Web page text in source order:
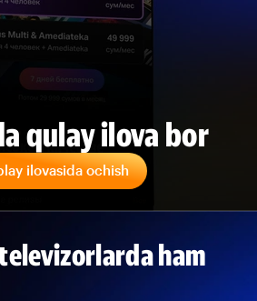
qulay ilova bor
ilovasida ochish
ham